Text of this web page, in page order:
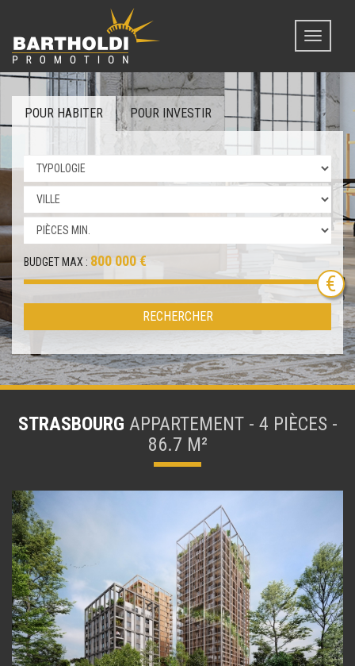
Toggle
POUR HABITER POUR INVESTIR
BUDGET MAX : 800 000 €
RECHERCHER
STRASBOURG APPARTEMENT - 4 PIÈCES -
86.7 M²